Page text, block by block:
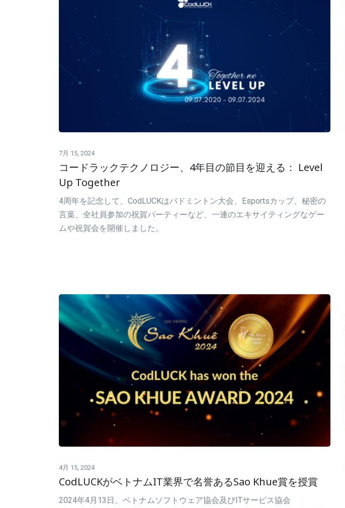
7月 15, 2024
コードラックテクノロジー、4年目の節目を迎える： Level
Up Together
4周年を記念して、CodLUCKはバドミントン大会、Esportsカップ、秘密の
言葉、全社員参加の祝賀パーティーなど、一連のエキサイティングなゲー
ムや祝賀会を開催しました。
4月 15, 2024
CodLUCKがベトナムIT業界で名誉あるSao Khue賞を授賞
2024年4月13日、ベトナムソフトウェア協会及びITサービス協会